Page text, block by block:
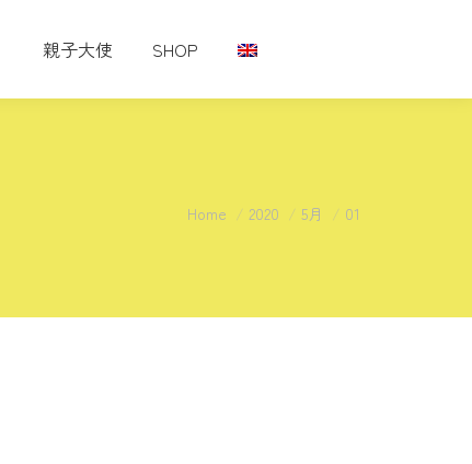
親子大使 SHOP
You are here:
Home 2020 5月 01